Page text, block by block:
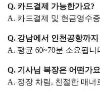
Q. 카드결제 가능한가요?
A. 카드결제 및 현금영수
Q. 강남에서 인천공항까
A. 평균 60~70분 소요됩니
Q. 기사님 복장은 어떤가
A. 정장 차림, 친절한 매너